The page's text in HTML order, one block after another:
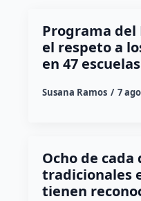
Programa del
el respeto a
en 47 escuelas
Susana Ramos 7
Ocho de
tradicionales
tienen